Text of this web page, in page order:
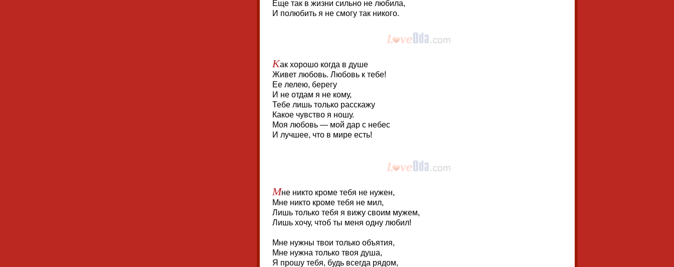
Еще так в жизни сильно не любила,
И полюбить я не смогу так никого.
Как хорошо когда в душе
Живет любовь. Любовь к тебе!
Ее лелею, берегу
И не отдам я не кому,
Тебе лишь только расскажу
Какое чувство я ношу.
Моя любовь — мой дар с небес
И лучшее, что в мире есть!
Мне никто кроме тебя не нужен,
Мне никто кроме тебя не мил,
Лишь только тебя я вижу своим мужем,
Лишь хочу, чтоб ты меня одну любил!
Мне нужны твои только объятия,
Мне нужна только твоя душа,
Я прошу тебя, будь всегда рядом,